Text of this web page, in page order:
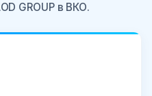
GROUP в ВКО.